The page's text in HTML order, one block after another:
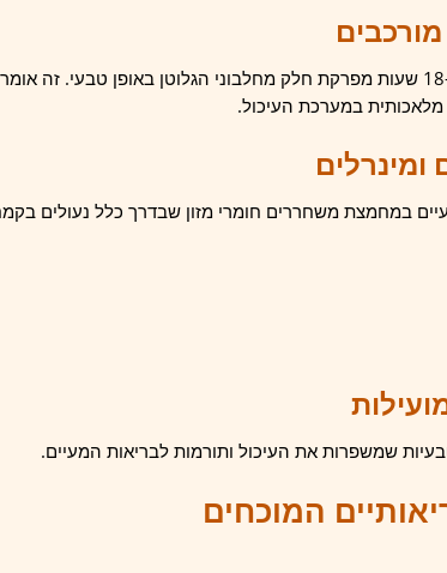
התסיסה הארוכה של 18-24 שעות מפרקת חלק מחלבוני הגלוטן באופן
במערכת העיכול.
ומינרלים
במחמצת משחררים חומרי מזון שבדרך כלל נעולים
שמשפרות את העיכול ותורמות לבריאות המעיים.
המוכחים